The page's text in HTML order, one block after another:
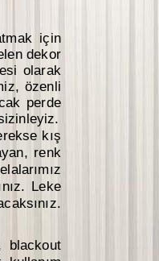
için
dekor
olarak
özenli
perde
kış
renk
Leke
blackout